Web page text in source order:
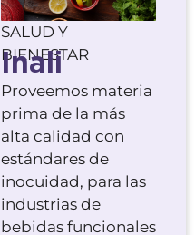
SALUD Y
BIENESTAR
Inali
Proveemos materia
prima de la más
alta calidad con
estándares de
inocuidad, para las
industrias de
bebidas funcionales